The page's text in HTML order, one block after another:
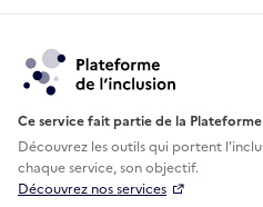
Ce service fait partie de la Plateforme
Découvrez les outils qui portent
chaque service, son objectif.
Découvrez nos services